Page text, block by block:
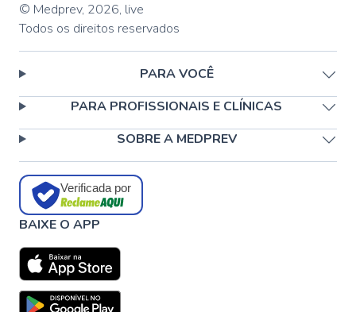
© Medprev, 2026, live
Todos os direitos reservados
PARA VOCÊ
PARA PROFISSIONAIS E CLÍNICAS
SOBRE A MEDPREV
Verificada por
BAIXE O APP